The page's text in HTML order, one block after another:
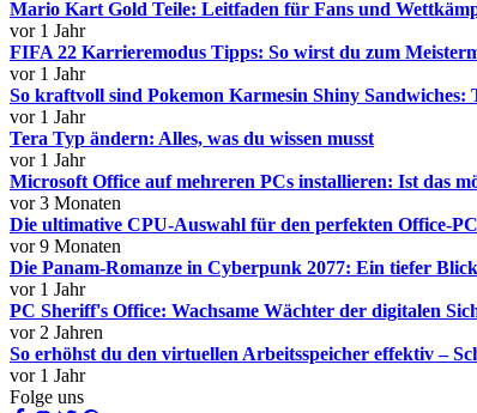
Mario Kart Gold Teile: Leitfaden für Fans und
vor 1 Jahr
FIFA 22 Karrieremodus Tipps: So wirst du zum
vor 1 Jahr
So kraftvoll sind Pokemon Karmesin Shiny Sandwiches:
vor 1 Jahr
Tera Typ ändern: Alles, was du wissen musst
vor 1 Jahr
Microsoft Office auf mehreren PCs installieren: Ist das
vor 3 Monaten
Die ultimative CPU-Auswahl für den perfekten Office-PC
vor 9 Monaten
Die Panam-Romanze in Cyberpunk 2077: Ein tiefer
vor 1 Jahr
PC Sheriff's Office: Wachsame Wächter der digitalen
vor 2 Jahren
So erhöhst du den virtuellen Arbeitsspeicher effektiv –
vor 1 Jahr
Folge uns